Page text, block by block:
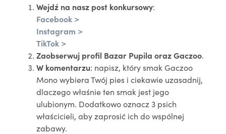
Wejdź na nasz post konkursowy:
Facebook >
Instagram >
TikTok >
Zaobserwuj profil Bazar Pupila oraz Gaczoo.
W komentarzu: napisz, który smak Gaczoo
Mono wybiera Twój pies i ciekawie uzasadnij,
dlaczego właśnie ten smak jest jego
ulubionym. Dodatkowo oznacz 3 psich
właścicieli, aby zaprosić ich do wspólnej
zabawy.